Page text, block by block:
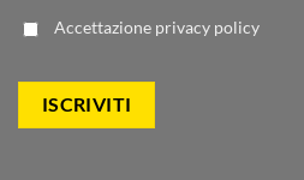
Accettazione privacy policy